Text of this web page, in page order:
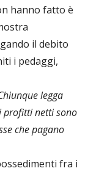
hanno fatto è
il debito
i pedaggi,
legga
profitti netti sono
che pagano
fra i